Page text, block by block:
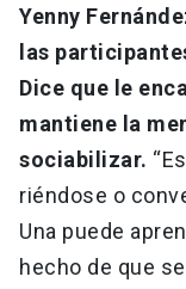
Yenny
las
Dice que le
mantiene la
sociabilizar.
riéndose o
Una puede
hecho de que